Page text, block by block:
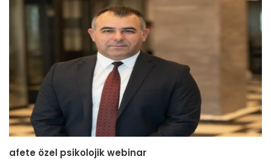
afete özel psikolojik webinar